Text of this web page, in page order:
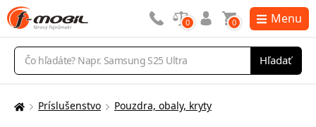
Vyhľadávanie
Hľadať
0 0 Menu
Tu
Príslušenstvo Pouzdra, obaly, kryty